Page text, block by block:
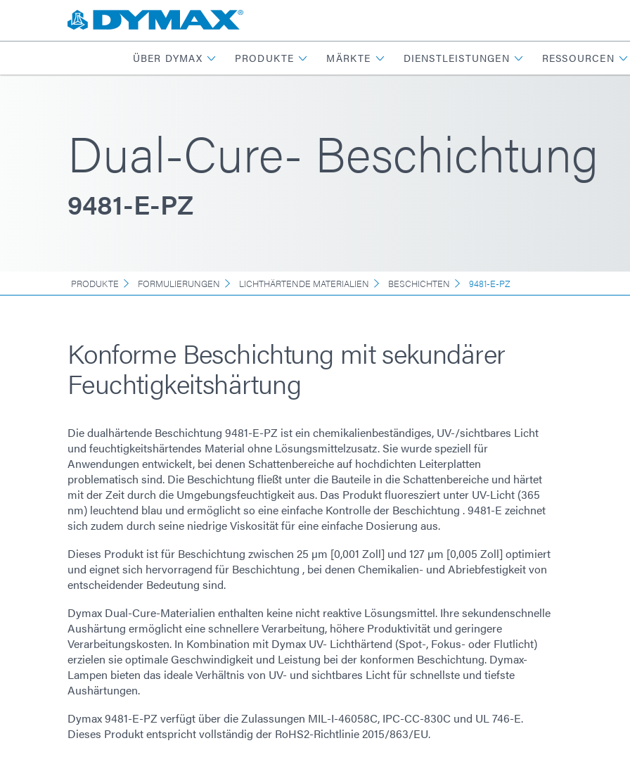
ÜBER DYMAX PRODUKTE MÄRKTE DIENSTLEISTUNGEN RESSOURCEN
Dual-Cure- Beschichtung
9481-E-PZ
PRODUKTE FORMULIERUNGEN LICHTHÄRTENDE MATERIALIEN BESCHICHTEN 9481-E-PZ
Konforme Beschichtung mit sekundärer
Feuchtigkeitshärtung
Die dualhärtende Beschichtung 9481-E-PZ ist ein chemikalienbeständiges, UV-/sichtbares Licht
und feuchtigkeitshärtendes Material ohne Lösungsmittelzusatz. Sie wurde speziell für
Anwendungen entwickelt, bei denen Schattenbereiche auf hochdichten Leiterplatten
problematisch sind. Die Beschichtung fließt unter die Bauteile in die Schattenbereiche und härtet
mit der Zeit durch die Umgebungsfeuchtigkeit aus. Das Produkt fluoresziert unter UV-Licht (365
nm) leuchtend blau und ermöglicht so eine einfache Kontrolle der Beschichtung . 9481-E zeichnet
sich zudem durch seine niedrige Viskosität für eine einfache Dosierung aus.
Dieses Produkt ist für Beschichtung zwischen 25 µm [0,001 Zoll] und 127 µm [0,005 Zoll] optimiert
und eignet sich hervorragend für Beschichtung , bei denen Chemikalien- und Abriebfestigkeit von
entscheidender Bedeutung sind.
Dymax Dual-Cure-Materialien enthalten keine nicht reaktive Lösungsmittel. Ihre sekundenschnelle
Aushärtung ermöglicht eine schnellere Verarbeitung, höhere Produktivität und geringere
Verarbeitungskosten. In Kombination mit Dymax UV- Lichthärtend (Spot-, Fokus- oder Flutlicht)
erzielen sie optimale Geschwindigkeit und Leistung bei der konformen Beschichtung. Dymax-
Lampen bieten das ideale Verhältnis von UV- und sichtbares Licht für schnellste und tiefste
Aushärtungen.
Dymax 9481-E-PZ verfügt über die Zulassungen MIL-I-46058C, IPC-CC-830C und UL 746-E.
Dieses Produkt entspricht vollständig der RoHS2-Richtlinie 2015/863/EU.